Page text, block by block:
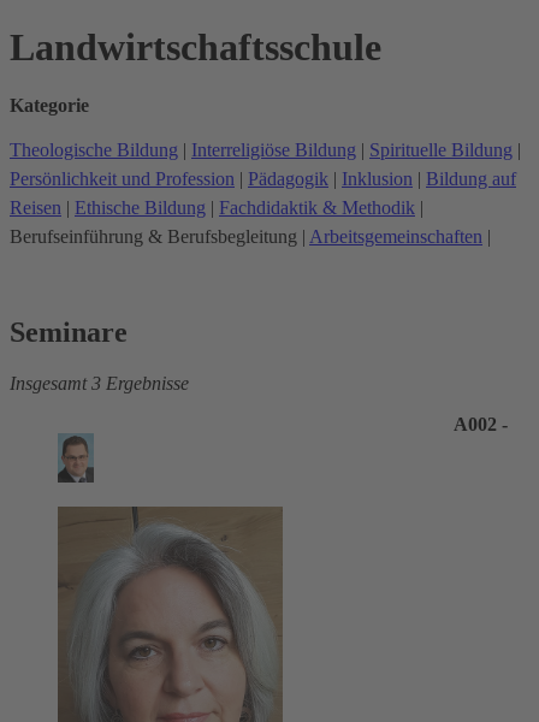
Landwirtschaftsschule
Kategorie
Theologische Bildung | Interreligiöse Bildung | Spirituelle Bildung |
Persönlichkeit und Profession | Pädagogik | Inklusion | Bildung auf
Reisen | Ethische Bildung | Fachdidaktik & Methodik |
Berufseinführung & Berufsbegleitung | Arbeitsgemeinschaften |
Seminare
Insgesamt 3 Ergebnisse
A002 -